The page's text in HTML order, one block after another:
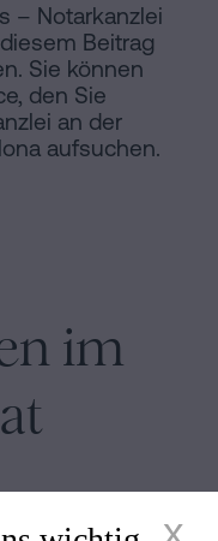
– Notarkanzlei
Beitrag
Sie können
den Sie
an der
aufsuchen.
im
x